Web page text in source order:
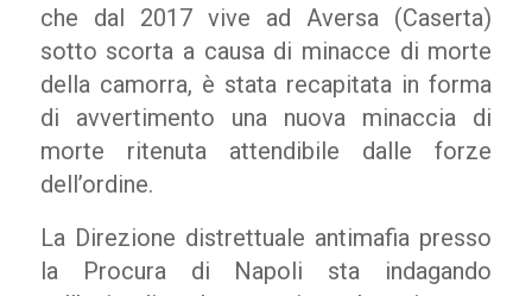
che dal 2017 vive ad Aversa (Caserta)
sotto scorta a causa di minacce di morte
della camorra, è stata recapitata in forma
di avvertimento una nuova minaccia di
morte ritenuta attendibile dalle forze
dell’ordine.
La Direzione distrettuale antimafia presso
la Procura di Napoli sta indagando